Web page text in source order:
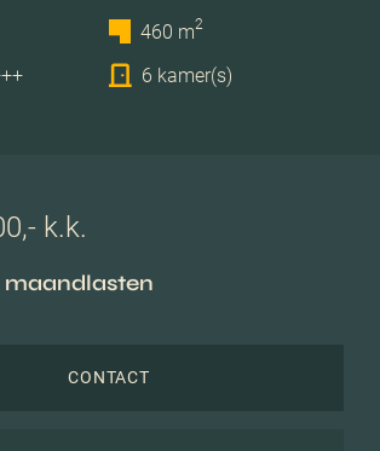
460 m2
6 kamer(s)
k.k.
maandlasten
CONTACT